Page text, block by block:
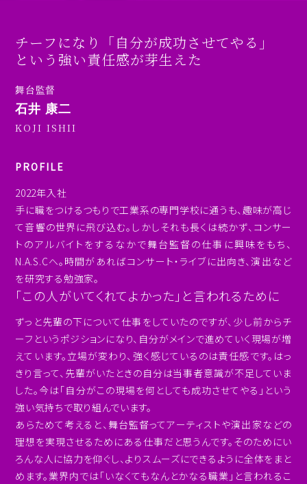
チーフになり「自分が成功させてやる」
という強い責任感が芽生えた
舞台監督
石井 康二
KOJI ISHII
PROFILE
2022年入社
手に職をつけるつもりで工業系の専門学校に通うも、趣味が高じ
て音響の世界に飛び込む。しかしそれも長くは続かず、コンサー
トのアルバイトをするなかで舞台監督の仕事に興味をもち、
N.A.S.Cへ。時間があればコンサート・ライブに出向き、演出など
を研究する勉強家。
「この人がいてくれてよかった」と言われるために
ずっと先輩の下について仕事をしていたのですが、少し前からチ
ーフというポジションになり、自分がメインで進めていく現場が増
えています。立場が変わり、強く感じているのは責任感です。はっ
きり言って、先輩がいたときの自分は当事者意識が不足していま
した。今は「自分がこの現場を何としても成功させてやる」という
強い気持ちで取り組んでいます。
あらためて考えると、舞台監督ってアーティストや演出家などの
理想を実現させるためにある仕事だと思うんです。そのためにい
ろんな人に協力を仰ぐし、よりスムーズにできるように全体をまと
めます。業界内では「いなくてもなんとかなる職業」と言われるこ